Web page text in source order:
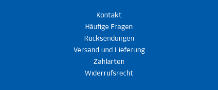
Kontakt
Häufige Fragen
Rücksendungen
Versand und Lieferung
Zahlarten
Widerrufsrecht